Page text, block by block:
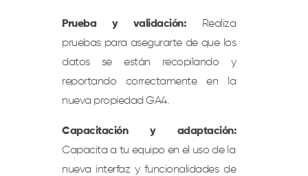
Prueba y validación:Realiza
pruebas para asegurarte de que los
datos se están recopilando y
reportando correctamente en la
nueva propiedad GA4.
Capacitación y adaptación:
Capacita a tu equipo en el uso de la
nueva interfaz y funcionalidades de